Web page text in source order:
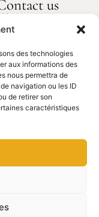
des technologies
aux informations des
nous permettra de
navigation ou les ID
de retirer son
caractéristiques
us
How can we
help you?
Contact
us
© 2025
Website